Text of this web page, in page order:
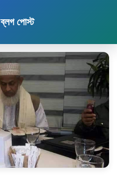
ব্লগ পোস্ট